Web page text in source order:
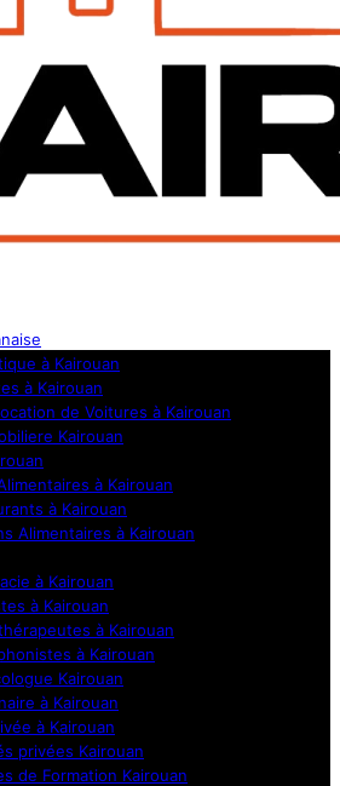
à Kairouan
à Kairouan
de Voitures à Kairouan
Kairouan
à Kairouan
à Kairouan
Alimentaires à Kairouan
à Kairouan
à Kairouan
à Kairouan
à Kairouan
Kairouan
à Kairouan
à Kairouan
privées Kairouan
de Formation Kairouan